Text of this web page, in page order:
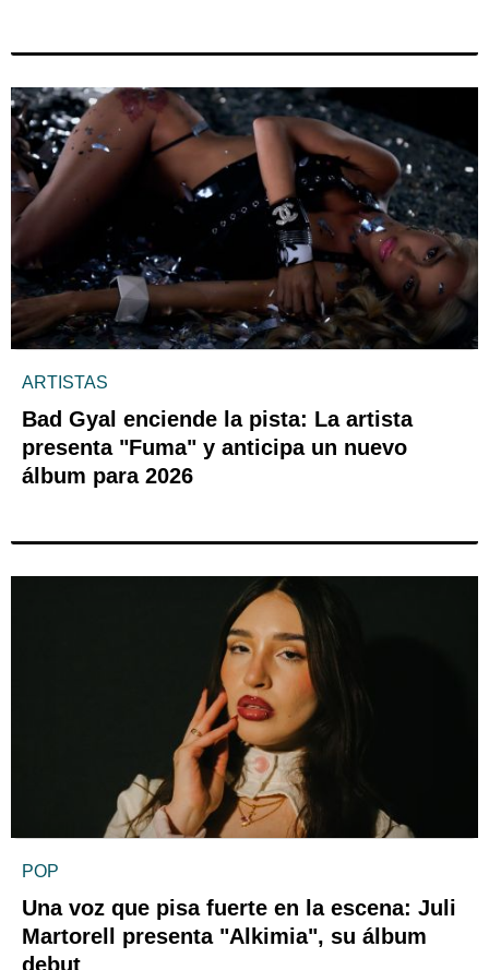
ARTISTAS
Bad Gyal enciende la pista: La artista
presenta "Fuma" y anticipa un nuevo
álbum para 2026
POP
Una voz que pisa fuerte en la escena: Juli
Martorell presenta "Alkimia", su álbum
debut